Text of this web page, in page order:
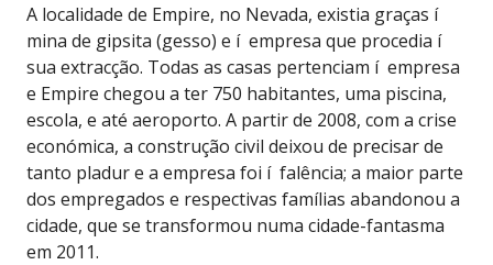
A localidade de Empire, no Nevada, existia graças í
mina de gipsita (gesso) e í empresa que procedia í
sua extracção. Todas as casas pertenciam í empresa
e Empire chegou a ter 750 habitantes, uma piscina,
escola, e até aeroporto. A partir de 2008, com a crise
económica, a construção civil deixou de precisar de
tanto pladur e a empresa foi í falência; a maior parte
dos empregados e respectivas famílias abandonou a
cidade, que se transformou numa cidade-fantasma
em 2011.